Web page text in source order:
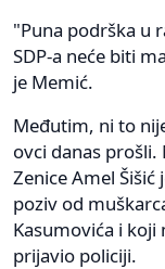
"Puna podrška u
SDP-a neće biti
je Memić.
Međutim, ni to
ovci danas
Zenice Amel
poziv od
Kasumovića i koji
prijavio policiji.